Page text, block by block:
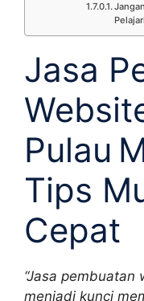
Jasa
Pulau
Tips
Cepat
“Jasa
menjadi kunci